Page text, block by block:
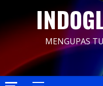
MENGUPAS